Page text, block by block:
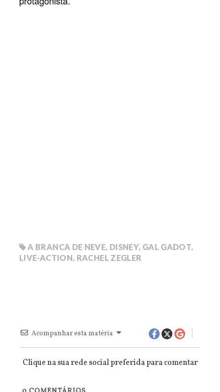
A BRANCA DE NEVE, DISNEY, GAL GADOT,
LIVE-ACTION, RACHEL ZEGLER
Acompanhar esta matéria
Clique na sua rede social preferida para comentar